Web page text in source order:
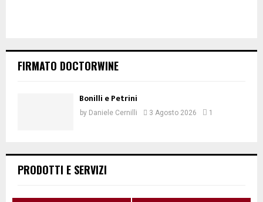
FIRMATO DOCTORWINE
Bonilli e Petrini
by Daniele Cernilli 3 Agosto 2026 1
PRODOTTI E SERVIZI